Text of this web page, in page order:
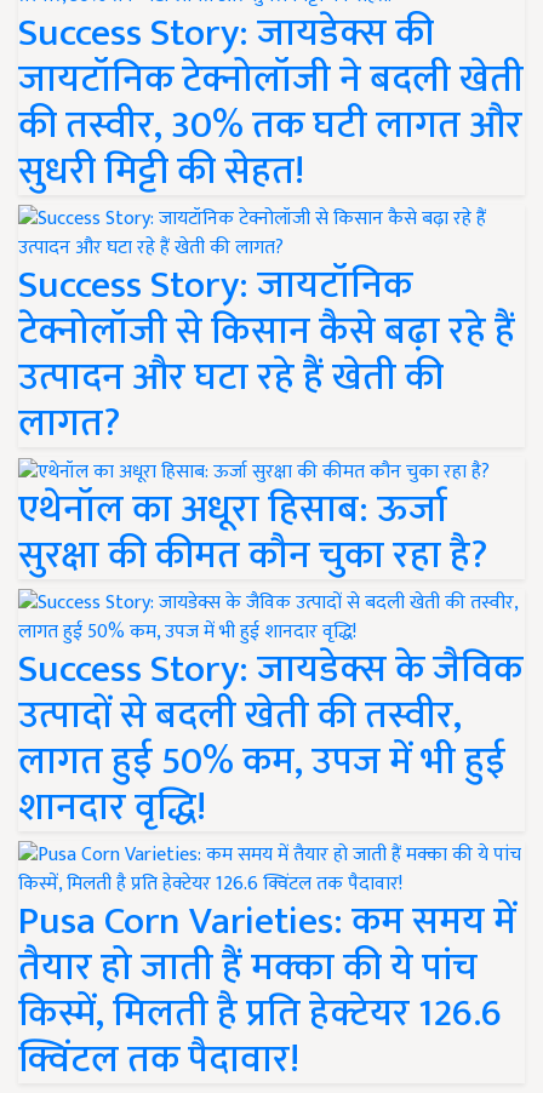
Success Story: जायडेक्स की
जायटॉनिक टेक्नोलॉजी ने बदली खेती
की तस्वीर, 30% तक घटी लागत और
सुधरी मिट्टी की सेहत!
Success Story: जायटॉनिक
टेक्नोलॉजी से किसान कैसे बढ़ा रहे हैं
उत्पादन और घटा रहे हैं खेती की
लागत?
एथेनॉल का अधूरा हिसाब: ऊर्जा
सुरक्षा की कीमत कौन चुका रहा है?
Success Story: जायडेक्स के जैविक
उत्पादों से बदली खेती की तस्वीर,
लागत हुई 50% कम, उपज में भी हुई
शानदार वृद्धि!
Pusa Corn Varieties: कम समय में
तैयार हो जाती हैं मक्का की ये पांच
किस्में, मिलती है प्रति हेक्टेयर 126.6
क्विंटल तक पैदावार!